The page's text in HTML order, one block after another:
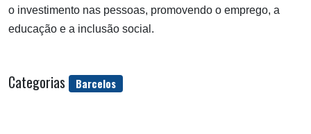
o investimento nas pessoas, promovendo o emprego, a
educação e a inclusão social.
Categorias Barcelos